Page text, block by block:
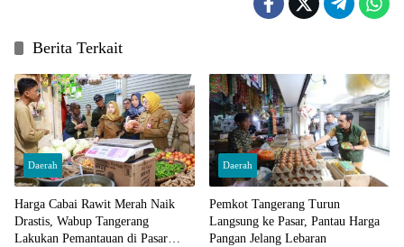
Berita Terkait
Daerah
Harga Cabai Rawit Merah Naik
Drastis, Wabup Tangerang
Lakukan Pemantauan di Pasar
Daerah
Pemkot Tangerang Turun
Langsung ke Pasar, Pantau Harga
Pangan Jelang Lebaran